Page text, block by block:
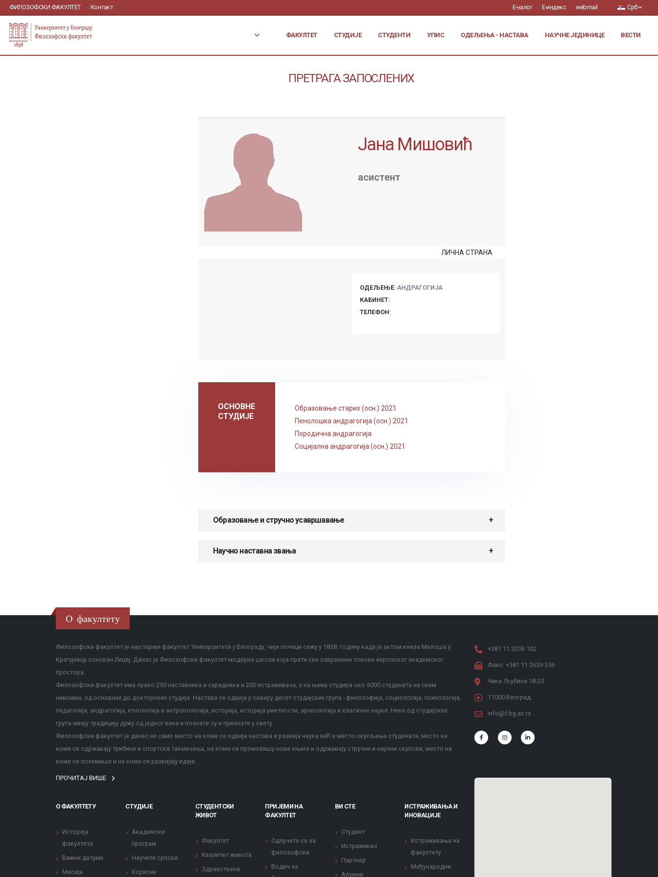
ФИЛОЗОФСКИ ФАКУЛТЕТ Контакт Е-налог Е-индекс webmail Срб
ФАКУЛТЕТ СТУДИЈЕ СТУДЕНТИ УПИС ОДЕЉЕЊА - НАСТАВА НАУЧНЕ ЈЕДИНИЦЕ ВЕСТИ
ПРЕТРАГА ЗАПОСЛЕНИХ
Јана Мишовић
асистент
ЛИЧНА СТРАНА
ОДЕЉЕЊЕ: АНДРАГОГИЈА
КАБИНЕТ:
ТЕЛЕФОН:
ОСНОВНЕ
СТУДИЈЕ
Образовање старих (осн.) 2021
Пенолошка андрагогија (осн.) 2021
Породична андрагогија
Социјална андрагогија (осн.) 2021
Образовање и стручно усавршавање
Научно наставна звања
О факултету
Филозофски факултет је најстарији факултет Универзитета у Београду, чији почеци сежу у 1838. годину када је актом кнеза Милоша у
Крагујевцу основан Лицеј. Данас је Филозофски факултет модерна школа која прати све савремене токове европског академског
простора.
Филозофски факултет има преко 250 наставника и сарадника и 200 истраживача, а на њему студира око 6000 студената на свим
нивоима, од основних до докторских студија. Настава се одвија у оквиру десет студијских група - филозофија, социологија, психологија,
педагогија, андрагогија, етнологија и антропологија, историја, историја уметности, археологија и класичне науке. Неке од студијских
група имају традицију дужу од једног века и познате су и признате у свету.
Филозофски факултет је данас не само место на коме се одвија настава и развија наука већ и место окупљања студената, место на
коме се одржавају трибине и спортска такмичења, на коме се промовишу нове књиге и одржавају стручни и научни скупови, место на
коме се полемише и на коме се развијају идеје.
ПРОЧИТАЈ ВИШЕ
О ФАКУЛТЕТУ
Историја
факултета
Важни датуми
Мисија
СТУДИЈЕ
Академски
програм
Научите српски
Корисне
СТУДЕНТСКИ
ЖИВОТ
Факултет
Квалитет живота
Здравствена
ПРИЈЕМИ НА
ФАКУЛТЕТ
Одлучите се за
филозофски
Водич за
ВИ СТЕ
Студент
Истраживач
Партнер
Алумни
ИСТРАЖИВАЊА И
ИНОВАЦИЈЕ
Истраживања на
факултету
Међународни
+381 11 3206 102
Факс: +381 11 2639 356
Чика Љубина 18-20
11000 Београд
info@f.bg.ac.rs